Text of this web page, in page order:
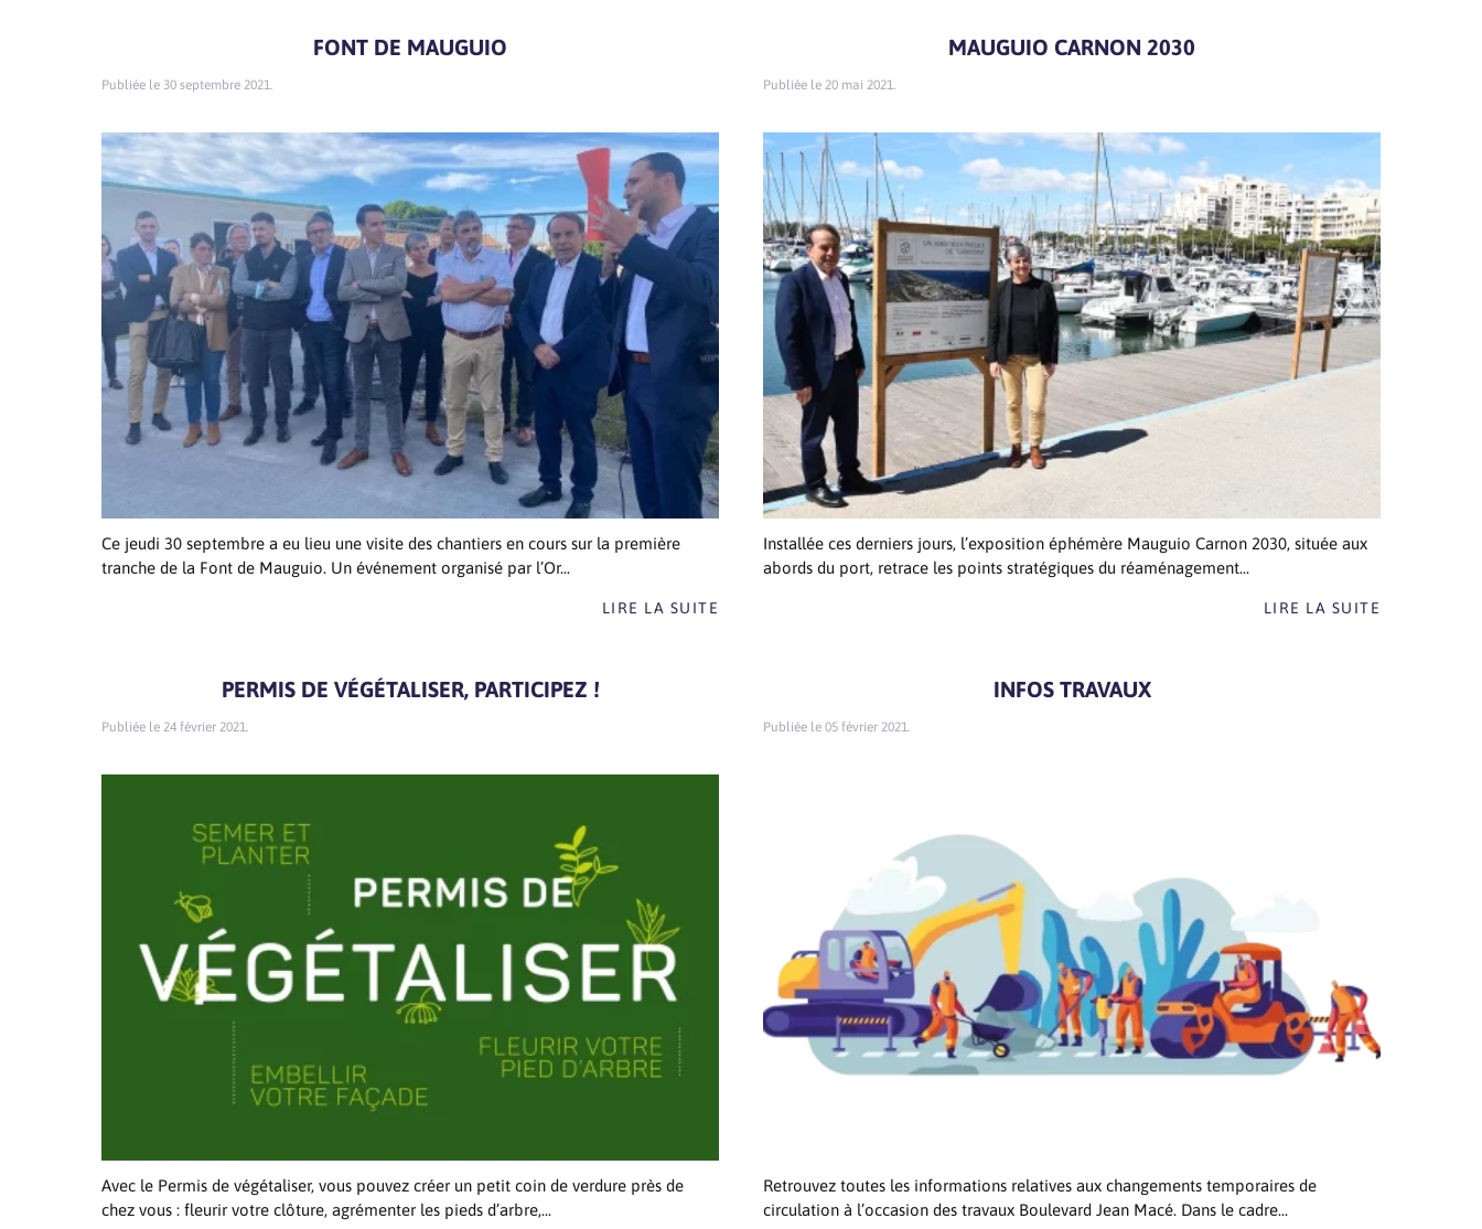
FONT DE MAUGUIO
30 septembre 2021
Ce jeudi 30 septembre a eu lieu une visite des chantiers en cours sur la première
tranche de la Font de Mauguio. Un événement organisé par l’Or...
LIRE LA SUITE
MAUGUIO CARNON 2030
20 mai 2021
Installée ces derniers jours, l’exposition éphémère Mauguio Carnon 2030, située aux
abords du port, retrace les points stratégiques du réaménagement...
LIRE LA SUITE
PERMIS DE VÉGÉTALISER, PARTICIPEZ !
24 février 2021
Avec le Permis de végétaliser, vous pouvez créer un petit coin de verdure près de
chez vous : fleurir votre clôture, agrémenter les pieds d’arbre,...
INFOS TRAVAUX
05 février 2021
Retrouvez toutes les informations relatives aux changements temporaires de
circulation à l’occasion des travaux Boulevard Jean Macé. Dans le cadre...